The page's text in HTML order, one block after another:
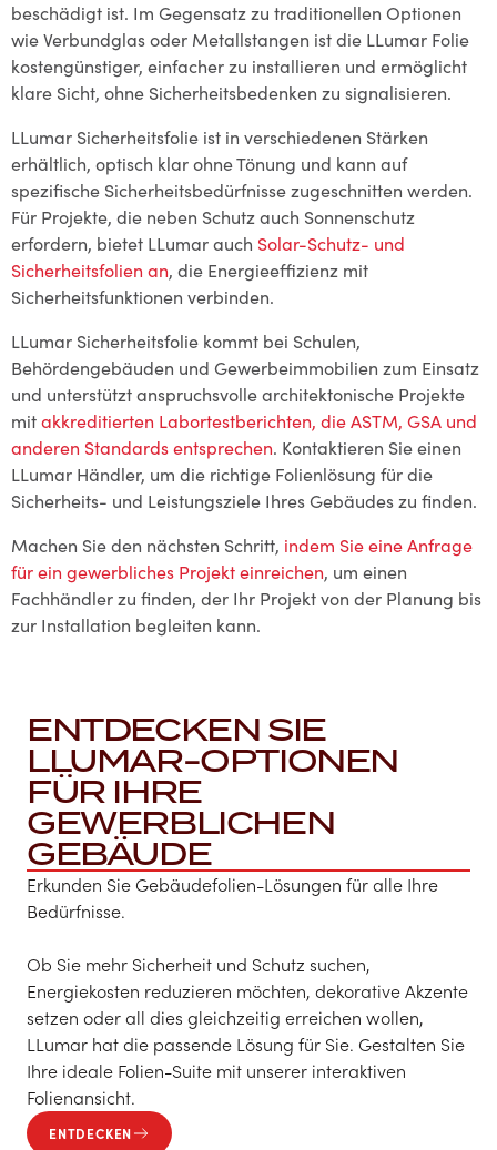
beschädigt ist. Im Gegensatz zu traditionellen Optionen
wie Verbundglas oder Metallstangen ist die LLumar Folie
kostengünstiger, einfacher zu installieren und ermöglicht
klare Sicht, ohne Sicherheitsbedenken zu signalisieren.
LLumar Sicherheitsfolie ist in verschiedenen Stärken
erhältlich, optisch klar ohne Tönung und kann auf
spezifische Sicherheitsbedürfnisse zugeschnitten werden.
Für Projekte, die neben Schutz auch Sonnenschutz
erfordern, bietet LLumar auch Solar-Schutz- und
Sicherheitsfolien an, die Energieeffizienz mit
Sicherheitsfunktionen verbinden.
LLumar Sicherheitsfolie kommt bei Schulen,
Behördengebäuden und Gewerbeimmobilien zum Einsatz
und unterstützt anspruchsvolle architektonische Projekte
mitakkreditierten Labortestberichten, die ASTM, GSA und
anderen Standards entsprechen. Kontaktieren Sie einen
LLumar Händler, um die richtige Folienlösung für die
Sicherheits- und Leistungsziele Ihres Gebäudes zu finden.
Machen Sie den nächsten Schritt, indem Sie eine Anfrage
für ein gewerbliches Projekt einreichen, um einen
Fachhändler zu finden, der Ihr Projekt von der Planung bis
zur Installation begleiten kann.
ENTDECKEN SIE
LLUMAR-OPTIONEN
FÜR IHRE
GEWERBLICHEN
GEBÄUDE
Erkunden Sie Gebäudefolien-Lösungen für alle Ihre
Bedürfnisse.
Ob Sie mehr Sicherheit und Schutz suchen,
Energiekosten reduzieren möchten, dekorative Akzente
setzen oder all dies gleichzeitig erreichen wollen,
LLumar hat die passende Lösung für Sie. Gestalten Sie
Ihre ideale Folien-Suite mit unserer interaktiven
Folienansicht.
ENTDECKEN